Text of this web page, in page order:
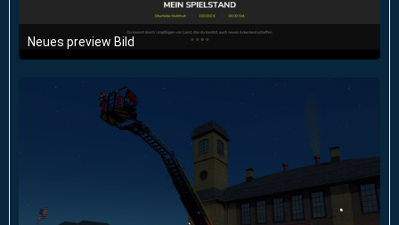
Neues preview Bild
28. Februar 2026 um 19:37